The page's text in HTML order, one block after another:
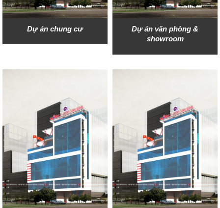
Dự án chung cư
Dự án văn phòng &
showroom